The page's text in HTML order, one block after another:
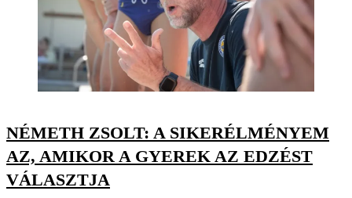
NÉMETH ZSOLT: A SIKERÉLMÉNYEM
AZ, AMIKOR A GYEREK AZ EDZÉST
VÁLASZTJA